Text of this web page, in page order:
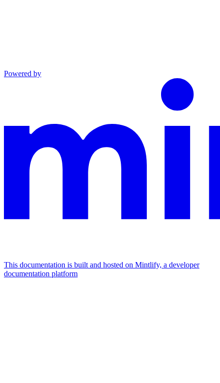
Powered by
This documentation is built and hosted on Mintlify, a developer
documentation platform